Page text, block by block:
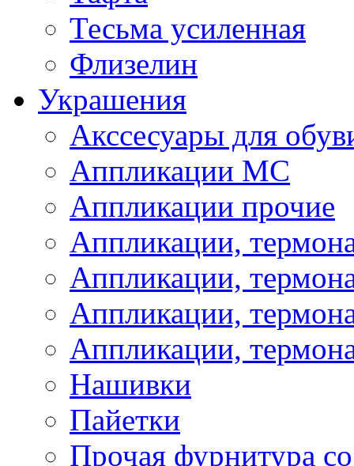
Тесьма усиленная
Флизелин
Украшения
Акссесуары для
Аппликации МС
Аппликации прочие
Аппликации,
Аппликации,
Аппликации,
Аппликации,
Нашивки
Пайетки
Прочая фурнитура